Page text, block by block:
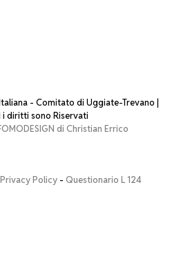
- Comitato di Uggiate-Trevano |
i diritti sono Riservati
di Christian Errico
Privacy Policy- Questionario L 124